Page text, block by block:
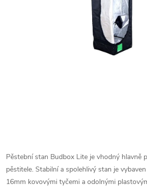
Pěstební stan Budbox Lite je vhodný hlavně
pěstitele. Stabilní a spolehlivý stan je
16mm kovovými tyčemi a odolnými